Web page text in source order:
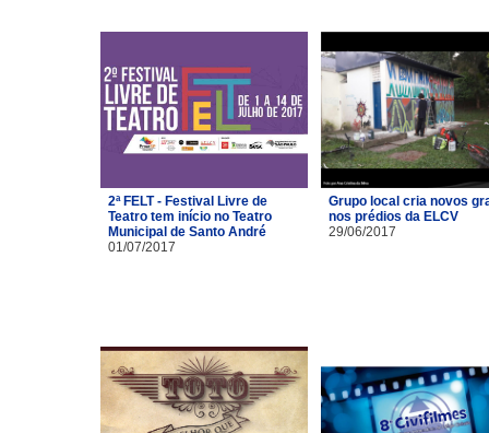
2ª FELT - Festival Livre de
Teatro tem início no Teatro
Municipal de Santo André
01/07/2017
Grupo local cria novos
nos prédios da ELCV
29/06/2017